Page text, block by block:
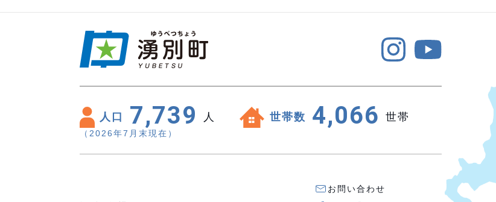
人口 7,739 人 世帯数 4,066 世帯
（2026年7月末現在）
お問い合わせ